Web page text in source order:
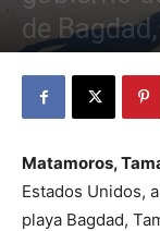
de
Matamoros,
Estados Unidos,
playa Bagdad,